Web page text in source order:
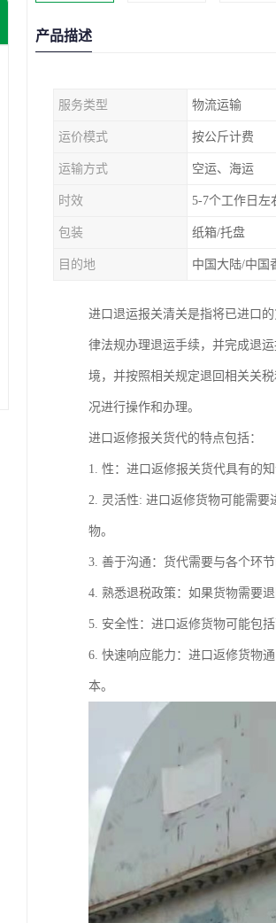
产品描述
服务类型 物流运输
运价模式 按公斤计费
运输方式 空运、海运
时效 5-7个工作日左
包装 纸箱/托盘
目的地 中国大陆/中国
进口退运报关清关是指将已进口
律法规办理退运手续，并完成退
境，并按照相关规定退回相关关
况进行操作和办理。
进口返修报关货代的特点包括：
1. 性：进口返修报关货代具有的
2. 灵活性: 进口返修货物可能需
物。
3. 善于沟通：货代需要与各个环
4. 熟悉退税政策：如果货物需要
5. 安全性：进口返修货物可能包
6. 快速响应能力：进口返修货物
本。